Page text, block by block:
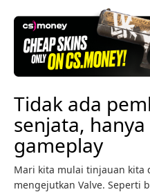
Tidak ada
senjata,
gameplay
Mari kita mulai tinjauan kita
mengejutkan Valve. Seperti